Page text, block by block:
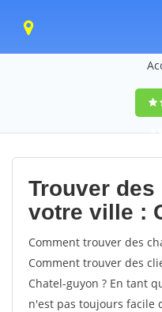
9,5
Trouver
votre ville :
Comment trouver des
Comment trouver des
Chatel-guyon ? En tant
n'est pas toujours facile